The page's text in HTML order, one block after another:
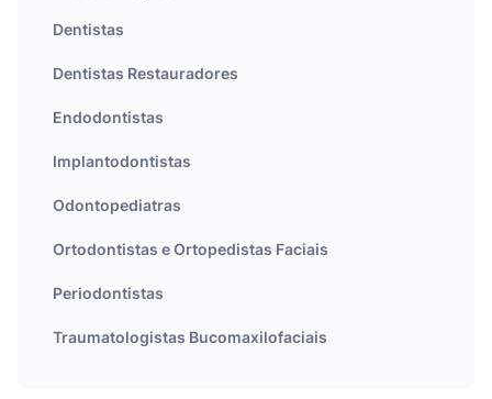
Dentistas
Dentistas Restauradores
Endodontistas
Implantodontistas
Odontopediatras
Ortodontistas e Ortopedistas Faciais
Periodontistas
Traumatologistas Bucomaxilofaciais